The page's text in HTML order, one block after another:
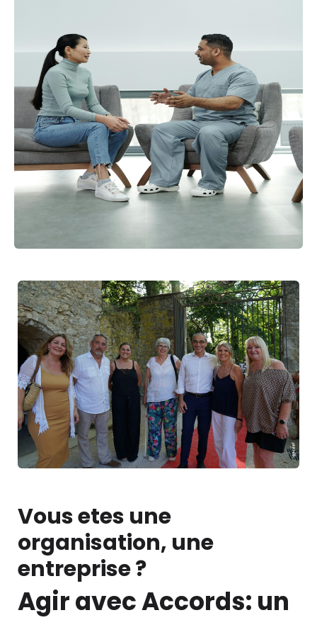
Vous etes une
organisation, une
entreprise ?
Agir avec Accords: un